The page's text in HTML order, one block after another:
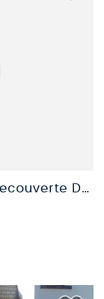
La Tour De La Gileppe Et La Decouverte Du Barrage Et Des Fagnes